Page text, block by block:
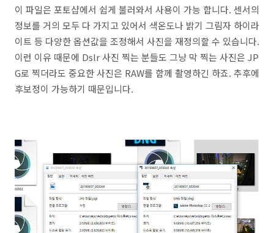
이 파일은 포토샵에서 쉽게 불러와서 사용이 가능 합니다. 센서의
정보를 거의 모두 다 가지고 있어서 색온도나 밝기 그림자 하이라
이트 등 다양한 옵션값을 조정해서 사진을 재정의할 수 있습니다.
이런 이유 때문에 Dslr 사진 찍는 분들도 그냥 막 찍는 사진은 JP
G로 찍더라도 중요한 사진은 RAW를 함께 촬영하긴 하죠. 추후에
후보정이 가능하기 때문입니다.